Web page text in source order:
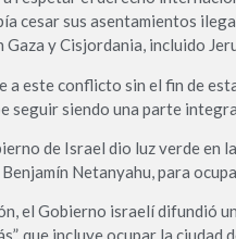
cesar sus asentamientos
y Cisjordania, incluido
a este conflicto sin el fin de
seguir siendo una parte
de Israel dio luz verde en
Netanyahu, para
el Gobierno israelí difundió